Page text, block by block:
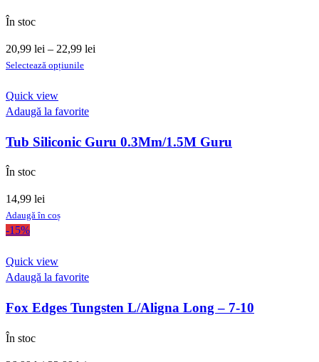
În stoc
20,99 lei – 22,99 lei
22,99 lei
Selectează opțiunileAcest
mai
variații.
Quick view
Adaugă la favorite
Tub Siliconic Guru 0.3Mm/1.5M Guru
În stoc
14,99 lei
Adaugă în coș
-15%
Quick view
Adaugă la favorite
Fox Edges Tungsten L/Aligna Long – 7-10
În stoc